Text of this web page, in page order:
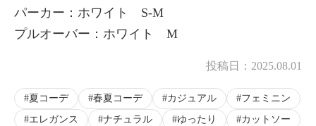
パーカー：ホワイト S-M
プルオーバー：ホワイト M
投稿日： 2025.08.01
夏コーデ 春夏コーデ カジュアル
フェミニン
エレガンス
ナチュラル ゆったり
カットソー